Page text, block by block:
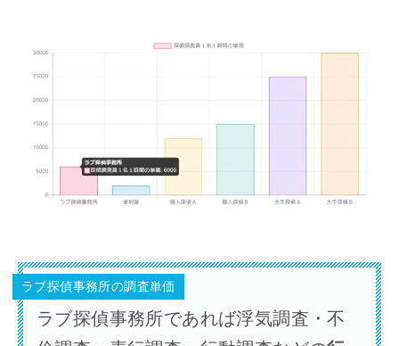
ラブ探偵事務所の調査単価
ラブ探偵事務所であれば浮気調査・不